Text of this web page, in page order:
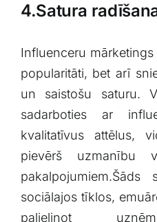
4.Satura
Influenceru
popularitāti,⁤ bet‌ arī
un saistošu saturu.
sadarboties ar
kvalitatīvus attēlus,
pievērš uzmanību
sociālajos tīklos,
palielinot